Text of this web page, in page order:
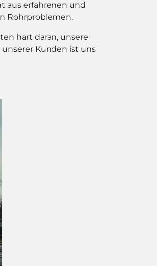
aus erfahrenen und
Rohrproblemen.
hart daran, unsere
Kunden ist uns